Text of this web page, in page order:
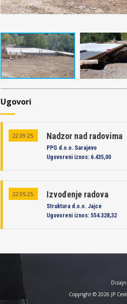
Ugovori
22.09.25. Nadzor nad radovima
PPG d.o.o. Sarajevo
Ugovoreni iznos: 6.435,00
22.05.25. Izvođenje radova
Struktura d.o.o. Jajce
Ugovoreni iznos: 554.328,32
Copyright © 2026 JP